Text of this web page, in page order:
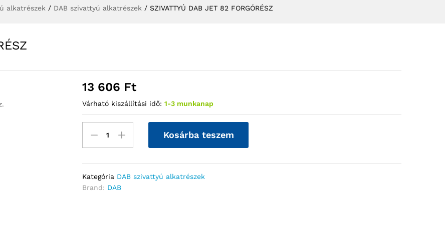
alkatrészek / DAB szivattyú alkatrészek / SZIVATTYÚ DAB JET 82 FORGÓRÉSZ
13 606 Ft
Várható kiszállítási idő: 1-3 munkanap
Kosárba teszem
Kategória DAB szivattyú alkatrészek
Brand: DAB